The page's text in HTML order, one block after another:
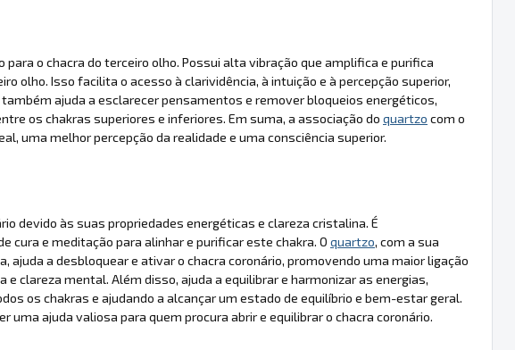
o chacra do terceiro olho. Possui alta vibração que amplifica e purifica
olho. Isso facilita o acesso à clarividência, à intuição e à percepção superior,
também ajuda a esclarecer pensamentos e remover bloqueios energéticos,
os chakras superiores e inferiores. Em suma, a associação do quartzo com o
uma melhor percepção da realidade e uma consciência superior.
devido às suas propriedades energéticas e clareza cristalina. É
e meditação para alinhar e purificar este chakra. O quartzo, com a sua
ajuda a desbloquear e ativar o chacra coronário, promovendo uma maior ligação
e clareza mental. Além disso, ajuda a equilibrar e harmonizar as energias,
os chakras e ajudando a alcançar um estado de equilíbrio e bem-estar geral.
ajuda valiosa para quem procura abrir e equilibrar o chacra coronário.